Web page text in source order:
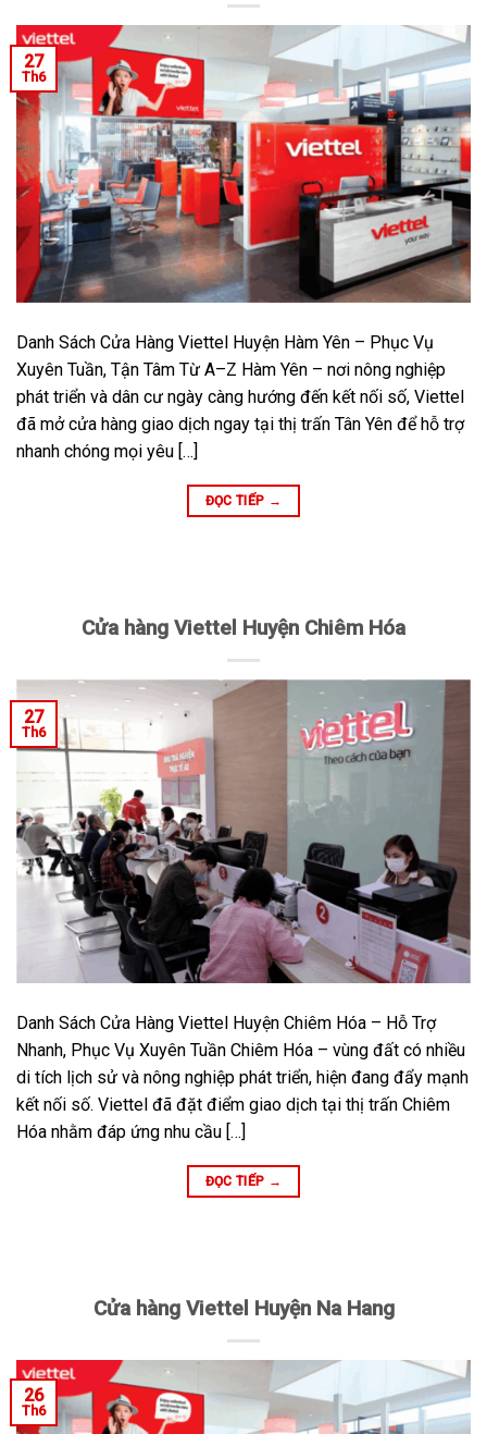
27
Th6
Danh Sách Cửa Hàng Viettel Huyện Hàm Yên – Phục Vụ
Xuyên Tuần, Tận Tâm Từ A–Z Hàm Yên – nơi nông nghiệp
phát triển và dân cư ngày càng hướng đến kết nối số, Viettel
đã mở cửa hàng giao dịch ngay tại thị trấn Tân Yên để hỗ trợ
nhanh chóng mọi yêu […]
ĐỌC TIẾP →
Cửa hàng Viettel Huyện Chiêm Hóa
27
Th6
Danh Sách Cửa Hàng Viettel Huyện Chiêm Hóa – Hỗ Trợ
Nhanh, Phục Vụ Xuyên Tuần Chiêm Hóa – vùng đất có nhiều
di tích lịch sử và nông nghiệp phát triển, hiện đang đẩy mạnh
kết nối số. Viettel đã đặt điểm giao dịch tại thị trấn Chiêm
Hóa nhằm đáp ứng nhu cầu […]
ĐỌC TIẾP →
Cửa hàng Viettel Huyện Na Hang
26
Th6